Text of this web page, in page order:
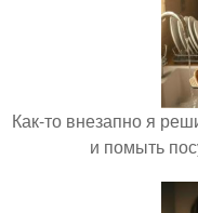
Как-то внезапно я
и помыть